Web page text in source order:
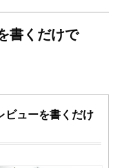
書くだけで
ビューを書くだけ